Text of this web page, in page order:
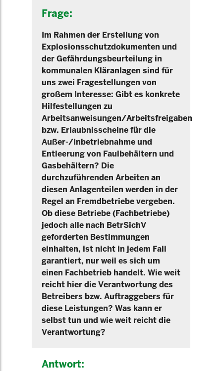
Frage:
Im Rahmen der Erstellung von
Explosionsschutzdokumenten und
der Gefährdungsbeurteilung in
kommunalen Kläranlagen sind für
uns zwei Fragestellungen von
großem Interesse: Gibt es konkrete
Hilfestellungen zu
Arbeitsanweisungen/Arbeitsfreigaben
bzw. Erlaubnisscheine für die
Außer-/Inbetriebnahme und
Entleerung von Faulbehältern und
Gasbehältern? Die
durchzuführenden Arbeiten an
diesen Anlagenteilen werden in der
Regel an Fremdbetriebe vergeben.
Ob diese Betriebe (Fachbetriebe)
jedoch alle nach BetrSichV
geforderten Bestimmungen
einhalten, ist nicht in jedem Fall
garantiert, nur weil es sich um
einen Fachbetrieb handelt. Wie weit
reicht hier die Verantwortung des
Betreibers bzw. Auftraggebers für
diese Leistungen? Was kann er
selbst tun und wie weit reicht die
Verantwortung?
Antwort: